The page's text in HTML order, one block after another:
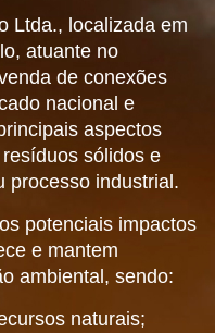
Ltda., localizada em
atuante no
de conexões
nacional e
aspectos
sólidos e
processo industrial.
potenciais impactos
e mantem
ambiental, sendo:
naturais;